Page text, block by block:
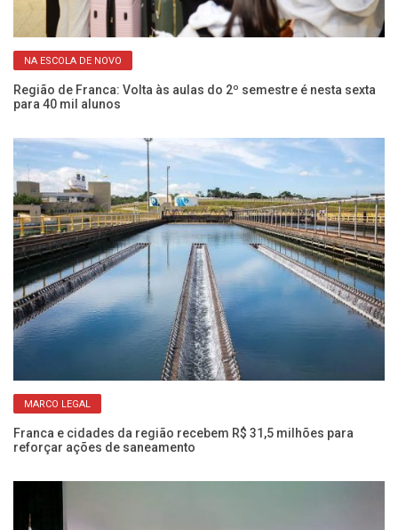
NA ESCOLA DE NOVO
Região de Franca: Volta às aulas do 2º semestre é nesta sexta
para 40 mil alunos
MARCO LEGAL
Franca e cidades da região recebem R$ 31,5 milhões para
reforçar ações de saneamento